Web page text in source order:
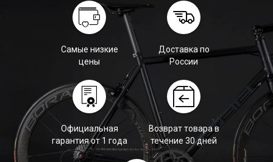
Самые низкие
цены
Доставка по
России
Официальная
гарантия от 1 года
Возврат товара в
течение 30 дней